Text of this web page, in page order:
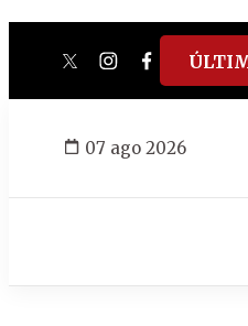
twitterinstagram
facebook
tiktok
07 ago 2026